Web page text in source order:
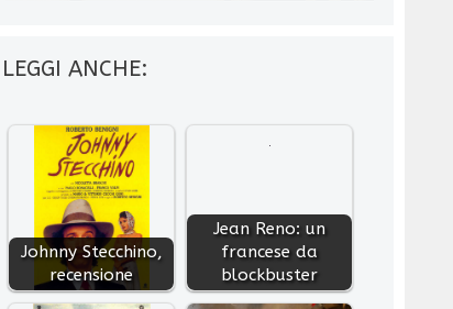
LEGGI ANCHE:
Johnny Stecchino,
recensione
Jean Reno: un
francese da
blockbuster